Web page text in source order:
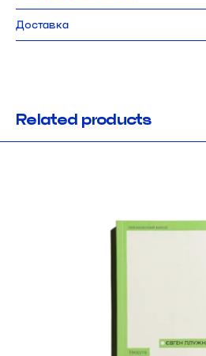
21,5 x 30 cm
256 pages
hardcover
Доставка
Related products